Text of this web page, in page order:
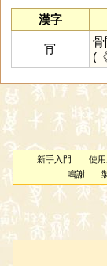
漢字
肎
骨
(
新手入門 使用
鳴謝